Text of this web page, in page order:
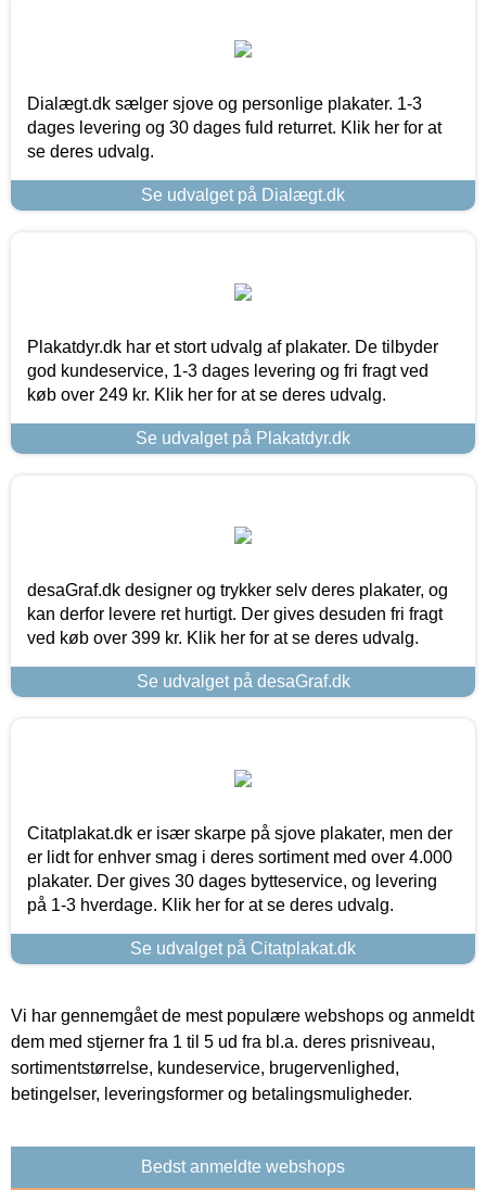
Dialægt.dk sælger sjove og personlige plakater. 1-3
dages levering og 30 dages fuld returret. Klik her for at
se deres udvalg.
Se udvalget på Dialægt.dk
Plakatdyr.dk har et stort udvalg af plakater. De tilbyder
god kundeservice, 1-3 dages levering og fri fragt ved
køb over 249 kr. Klik her for at se deres udvalg.
Se udvalget på Plakatdyr.dk
desaGraf.dk designer og trykker selv deres plakater, og
kan derfor levere ret hurtigt. Der gives desuden fri fragt
ved køb over 399 kr. Klik her for at se deres udvalg.
Se udvalget på desaGraf.dk
Citatplakat.dk er især skarpe på sjove plakater, men der
er lidt for enhver smag i deres sortiment med over 4.000
plakater. Der gives 30 dages bytteservice, og levering
på 1-3 hverdage. Klik her for at se deres udvalg.
Se udvalget på Citatplakat.dk
Vi har gennemgået de mest populære webshops og anmeldt
dem med stjerner fra 1 til 5 ud fra bl.a. deres prisniveau,
sortimentstørrelse, kundeservice, brugervenlighed,
betingelser, leveringsformer og betalingsmuligheder.
Bedst anmeldte webshops